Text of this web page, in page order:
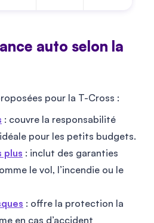
auto selon la
pour la T-Cross :
: couvre la responsabilité
pour les petits budgets.
plus : inclut des garanties
le vol, l’incendie ou le
: offre la protection la
en cas d’accident